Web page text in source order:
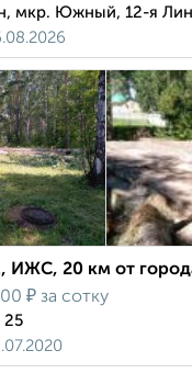
мкр. Южный, 12-я
ИЖС, 20 км от
₽ за сотку
25